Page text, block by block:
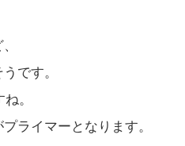
です。
。
ライマーとなります。